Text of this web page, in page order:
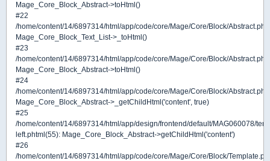
Mage_Core_Block_Abstract->toHtml()
#22
/home/content/14/6897314/html/app/code/core/Mage/Core/Block/
Mage_Core_Block_Text_List->_toHtml()
#23
/home/content/14/6897314/html/app/code/core/Mage/Core/Block/
Mage_Core_Block_Abstract->toHtml()
#24
/home/content/14/6897314/html/app/code/core/Mage/Core/Block/
Mage_Core_Block_Abstract->_getChildHtml('content', true)
#25
/home/content/14/6897314/html/app/design/frontend/default/MAG060078/
left.phtml(55): Mage_Core_Block_Abstract->getChildHtml('content')
#26
/home/content/14/6897314/html/app/code/core/Mage/Core/Block/